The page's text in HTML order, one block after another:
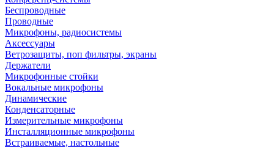
Беспроводные
Проводные
Микрофоны, радиосистемы
Аксессуары
Ветрозащиты, поп фильтры, экраны
Держатели
Микрофонные стойки
Вокальные микрофоны
Динамические
Конденсаторные
Измерительные микрофоны
Инсталляционные микрофоны
Встраиваемые, настольные